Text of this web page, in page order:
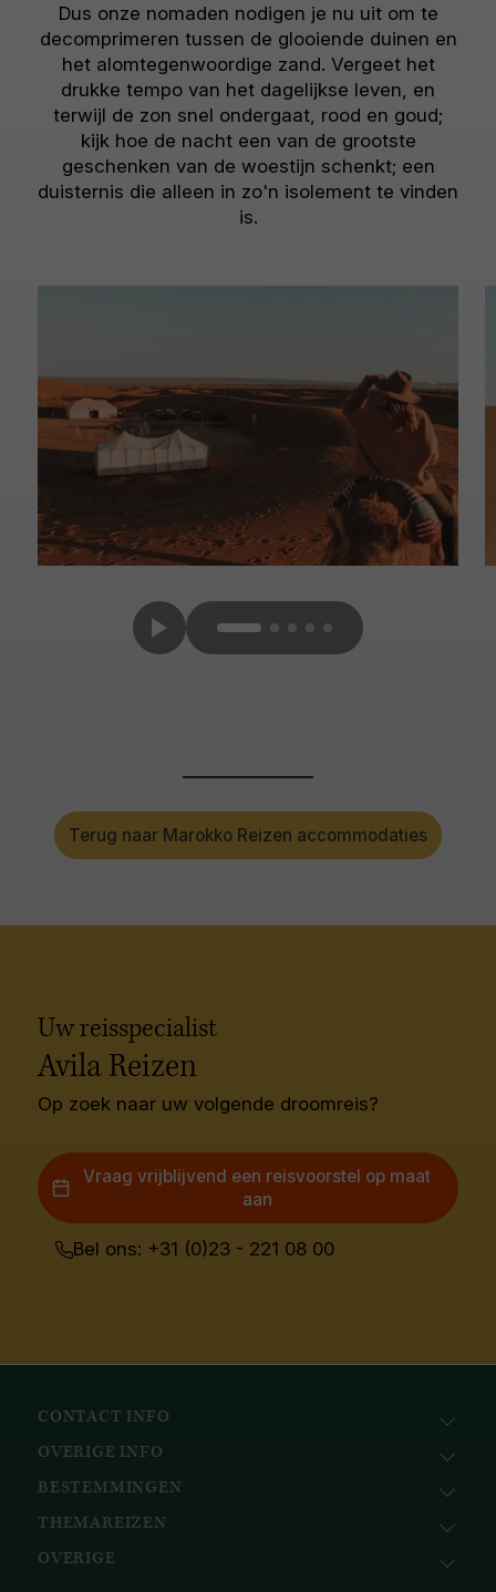
Dus onze nomaden nodigen je nu uit om te
decomprimeren tussen de glooiende duinen en
het alomtegenwoordige zand. Vergeet het
drukke tempo van het dagelijkse leven, en
terwijl de zon snel ondergaat, rood en goud;
kijk hoe de nacht een van de grootste
geschenken van de woestijn schenkt; een
duisternis die alleen in zo'n isolement te vinden
is.
Terug naar Marokko Reizen accommodaties
Uw reisspecialist
Avila Reizen
Op zoek naar uw volgende droomreis?
Vraag vrijblijvend een reisvoorstel op maat
aan
Bel ons: +31 (0)23 - 221 08 00
CONTACT INFO
Avila Reizen
Nieuwe Gracht 78
+31 (0) 23 221 0800
+32 (0) 33 880 226
OVERIGE INFO
KvK: 51111616
BTW nr.: NL823096415B01
NL58ABNA0617518297
BESTEMMINGEN
Afrika
Azië
THEMAREIZEN
Cruises
OVERIGE